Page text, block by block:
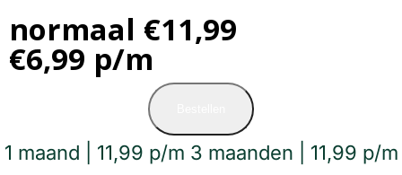
normaal €11,99
€6,99 p/m
1 maand | 11,99 p/m 3 maanden | 11,99 p/m